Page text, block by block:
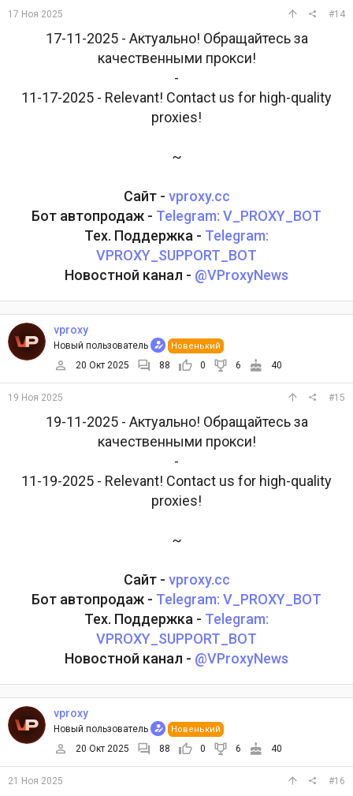
17 Ноя 2025 #14
17-11-2025 - Актуально! Обращайтесь за
качественными прокси!
-
11-17-2025 - Relevant! Contact us for high-quality
proxies!
~
Сайт - vproxy.cc
Бот автопродаж - Telegram: V_PROXY_BOT
Тех. Поддержка - Telegram:
VPROXY_SUPPORT_BOT
Новостной канал - @VProxyNews
vproxy
Новый пользователь Новенький
20 Окт 2025 88 0 6 40
19 Ноя 2025 #15
19-11-2025 - Актуально! Обращайтесь за
качественными прокси!
-
11-19-2025 - Relevant! Contact us for high-quality
proxies!
~
Сайт - vproxy.cc
Бот автопродаж - Telegram: V_PROXY_BOT
Тех. Поддержка - Telegram:
VPROXY_SUPPORT_BOT
Новостной канал - @VProxyNews
vproxy
Новый пользователь Новенький
20 Окт 2025 88 0 6 40
21 Ноя 2025 #16